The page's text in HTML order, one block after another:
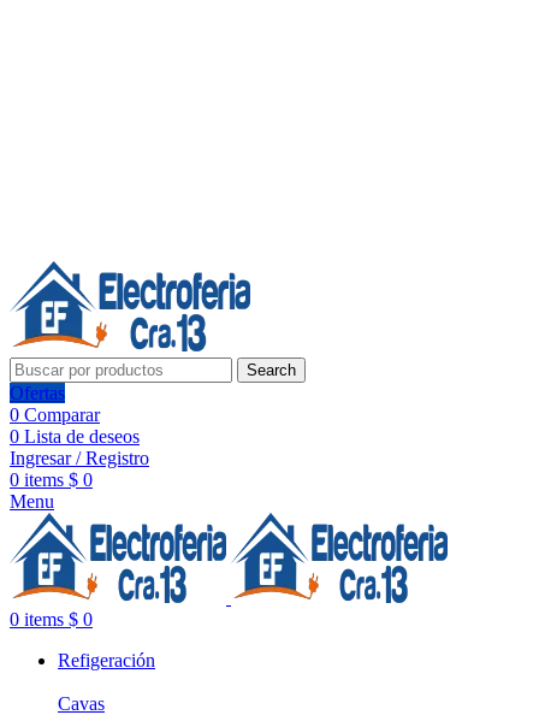
Search
Ofertas
0 Comparar
0 Lista de deseos
Ingresar / Registro
0 items $ 0
Menu
0 items $ 0
Refigeración
Cavas